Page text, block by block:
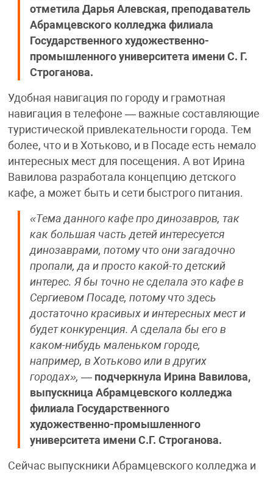
отметила Дарья Алевская, преподаватель
Абрамцевского колледжа филиала
Государственного художественно-
промышленного университета имени С. Г.
Строганова.
Удобная навигация по городу и грамотная
навигация в телефоне — важные составляющие
туристической привлекательности города. Тем
более, что и в Хотьково, и в Посаде есть немало
интересных мест для посещения. А вот Ирина
Вавилова разработала концепцию детского
кафе, а может быть и сети быстрого питания.
«Тема данного кафе про динозавров, так
как большая часть детей интересуется
динозаврами, потому что они загадочно
пропали, да и просто какой-то детский
интерес. Я бы точно не сделала это кафе в
Сергиевом Посаде, потому что здесь
достаточно красивых и интересных мест и
будет конкуренция. А сделала бы его в
каком-нибудь маленьком городе,
например, в Хотьково или в других
городах», — подчеркнула Ирина Вавилова,
выпускница Абрамцевского колледжа
филиала Государственного
художественно-промышленного
университета имени С.Г. Строганова.
Сейчас выпускники Абрамцевского колледжа и